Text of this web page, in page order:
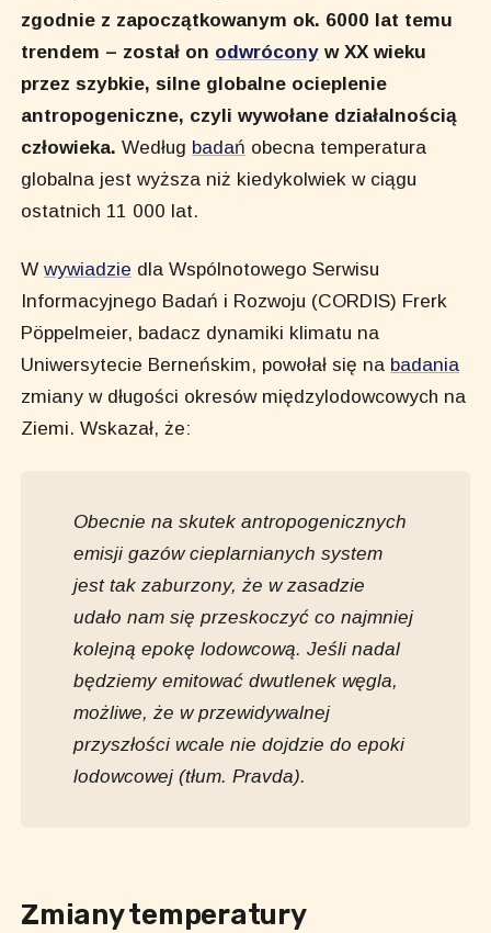
zgodnie z zapoczątkowanym ok. 6000 lat temu
trendem – został on odwrócony w XX wieku
przez szybkie, silne globalne ocieplenie
antropogeniczne, czyli wywołane działalnością
człowieka.Według badań obecna temperatura
globalna jest wyższa niż kiedykolwiek w ciągu
ostatnich 11 000 lat.
Wwywiadzie dla Wspólnotowego Serwisu
Informacyjnego Badań i Rozwoju (CORDIS) Frerk
Pöppelmeier, badacz dynamiki klimatu na
Uniwersytecie Berneńskim, powołał się na badania
zmiany w długości okresów międzylodowcowych na
Ziemi. Wskazał, że:
Obecnie na skutek antropogenicznych
emisji gazów cieplarnianych system
jest tak zaburzony, że w zasadzie
udało nam się przeskoczyć co najmniej
kolejną epokę lodowcową. Jeśli nadal
będziemy emitować dwutlenek węgla,
możliwe, że w przewidywalnej
przyszłości wcale nie dojdzie do epoki
lodowcowej (tłum. Pravda).
Zmiany temperatury